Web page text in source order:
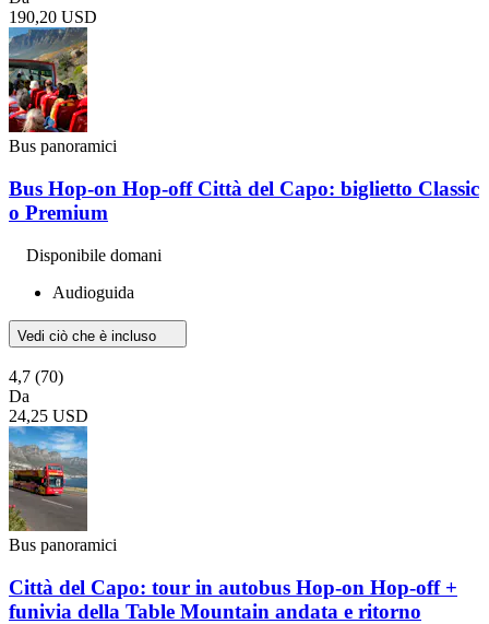
190,20 USD
Bus panoramici
Bus Hop-on Hop-off Città del Capo: biglietto Classic
o Premium
Disponibile domani
Audioguida
Vedi ciò che è incluso
4,7 (70)
Da
24,25 USD
Bus panoramici
Città del Capo: tour in autobus Hop-on Hop-off +
funivia della Table Mountain andata e ritorno